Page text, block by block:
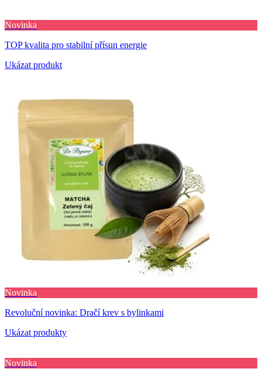
Novinka
TOP kvalita pro stabilní přísun energie
Ukázat produkt
Novinka
Revoluční novinka: Dračí krev s bylinkami
Ukázat produkty
Novinka